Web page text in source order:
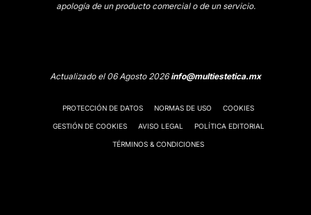
apología de un producto comercial o de un servicio.
Actualizado el 06 Agosto 2026info@multiestetica.mx
PROTECCIÓN DE DATOS NORMAS DE USO COOKIES
GESTIÓN DE COOKIES AVISO LEGAL POLÍTICA EDITORIAL
TÉRMINOS & CONDICIONES